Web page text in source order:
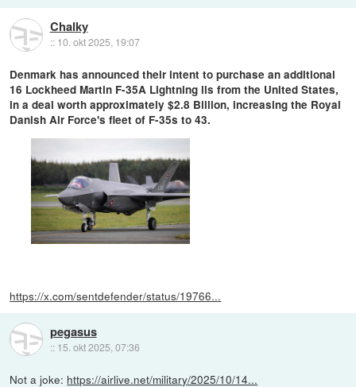
Chalky
:: 10. okt 2025, 19:07
Denmark has announced their intent to purchase an additional
16 Lockheed Martin F-35A Lightning lls from the United States,
in a deal worth approximately $2.8 Billion, increasing the Royal
Danish Air Force's fleet of F-35s to 43.
https://x.com/sentdefender/status/19766...
pegasus
:: 15. okt 2025, 07:36
Not a joke: https://airlive.net/military/2025/10/14...